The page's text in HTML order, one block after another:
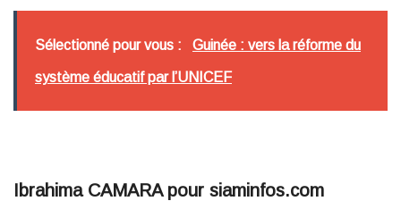
Sélectionné pour vous : Guinée : vers la réforme du
système éducatif par l’UNICEF
Ibrahima CAMARA pour siaminfos.com